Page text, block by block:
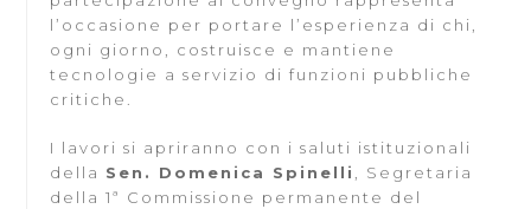
l’occasione per portare l’esperienza di chi,
ogni giorno, costruisce e mantiene
tecnologie a servizio di funzioni pubbliche
critiche.
I lavori si apriranno con i saluti istituzionali
della Sen. Domenica Spinelli , Segretaria
della 1ª Commissione permanente del